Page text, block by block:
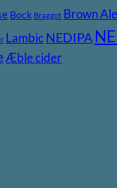
Bock Braggot Brown Ale
Lambic NEDIPA
Æble cider